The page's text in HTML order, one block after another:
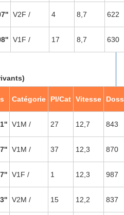
V2F / 4 8,7 622
V1F / 17 8,7 630
Catégorie Pl/Cat Vitesse
V1M / 27 12,7 843
V1M / 37 12,3 870
V1F / 1 12,3 987
V2M / 15 12,2 837